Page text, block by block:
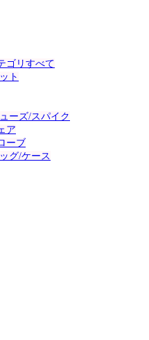
ゴリすべて
ト
ーズ/スパイク
ア
ーブ
グ/ケース